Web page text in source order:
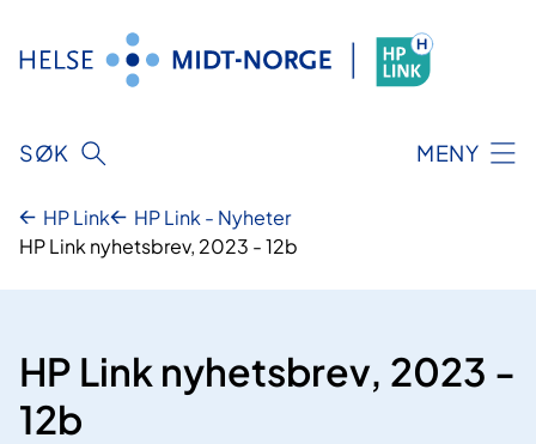
innhold
SØK MENY
HP Link
HP Link - Nyheter
HP Link nyhetsbrev, 2023 - 12b
HP Link nyhetsbrev, 2023 -
12b